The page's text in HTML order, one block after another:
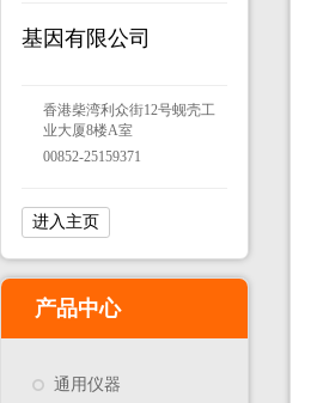
基因有限公司
香港柴湾利众街12号蚬壳工
业大厦8楼A室
00852-25159371
进入主页
产品中心
通用仪器